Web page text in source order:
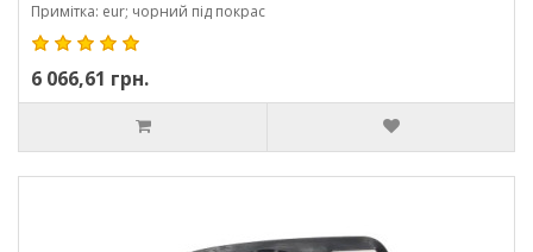
Примітка: eur; чорний під покрас
6 066,61 грн.